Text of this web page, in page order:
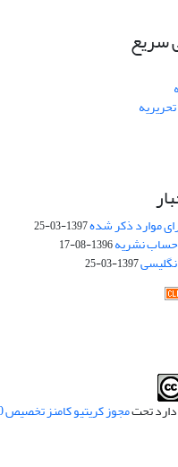
موارد ذکر شده1397-03-25
حساب نشریه1396-08-17
1397-03-25
دارد تحتمجوز کریتیو کامنز تخصیص 4.0 بین‌المللی